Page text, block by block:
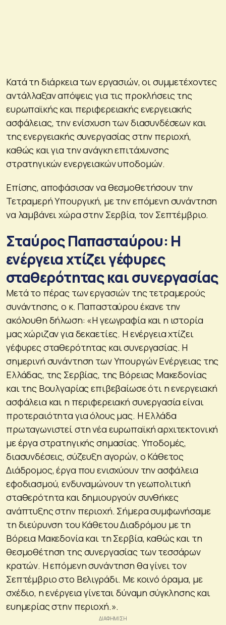
Κατά τη διάρκεια των εργασιών, οι συμμετέχοντες
αντάλλαξαν απόψεις για τις προκλήσεις της
ευρωπαϊκής και περιφερειακής ενεργειακής
ασφάλειας, την ενίσχυση των διασυνδέσεων και
της ενεργειακής συνεργασίας στην περιοχή,
καθώς και για την ανάγκη επιτάχυνσης
στρατηγικών ενεργειακών υποδομών.
Επίσης, αποφάσισαν να θεσμοθετήσουν την
Τετραμερή Υπουργική, με την επόμενη συνάντηση
να λαμβάνει χώρα στην Σερβία, τον Σεπτέμβριο.
Σταύρος Παπασταύρου: Η
ενέργεια χτίζει γέφυρες
σταθερότητας και συνεργασίας
Μετά το πέρας των εργασιών της τετραμερούς
συνάντησης, ο κ. Παπασταύρου έκανε την
ακόλουθη δήλωση: «Η γεωγραφία και η ιστορία
μας χώριζαν για δεκαετίες. Η ενέργεια χτίζει
γέφυρες σταθερότητας και συνεργασίας. Η
σημερινή συνάντηση των Υπουργών Ενέργειας της
Ελλάδας, της Σερβίας, της Βόρειας Μακεδονίας
και της Βουλγαρίας επιβεβαίωσε ότι η ενεργειακή
ασφάλεια και η περιφερειακή συνεργασία είναι
προτεραιότητα για όλους μας. Η Ελλάδα
πρωταγωνιστεί στη νέα ευρωπαϊκή αρχιτεκτονική
με έργα στρατηγικής σημασίας. Υποδομές,
διασυνδέσεις, σύζευξη αγορών, ο Κάθετος
Διάδρομος, έργα που ενισχύουν την ασφάλεια
εφοδιασμού, ενδυναμώνουν τη γεωπολιτική
σταθερότητα και δημιουργούν συνθήκες
ανάπτυξης στην περιοχή. Σήμερα συμφωνήσαμε
τη διεύρυνση του Κάθετου Διαδρόμου με τη
Βόρεια Μακεδονία και τη Σερβία, καθώς και τη
θεσμοθέτηση της συνεργασίας των τεσσάρων
κρατών. Η επόμενη συνάντηση θα γίνει τον
Σεπτέμβριο στο Βελιγράδι. Με κοινό όραμα, με
σχέδιο, η ενέργεια γίνεται δύναμη σύγκλησης και
ευημερίας στην περιοχή.».